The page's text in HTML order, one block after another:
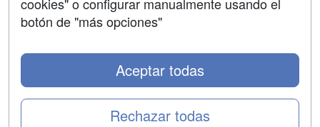
botón de "más opciones"
Rechazar todas
Aceptar todas